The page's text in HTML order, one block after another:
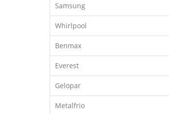
Samsung
Whirlpool
Benmax
Everest
Gelopar
Metalfrio